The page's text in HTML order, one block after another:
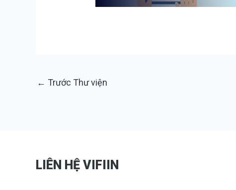
← Trước Thư viện
LIÊN HỆ VIFIIN